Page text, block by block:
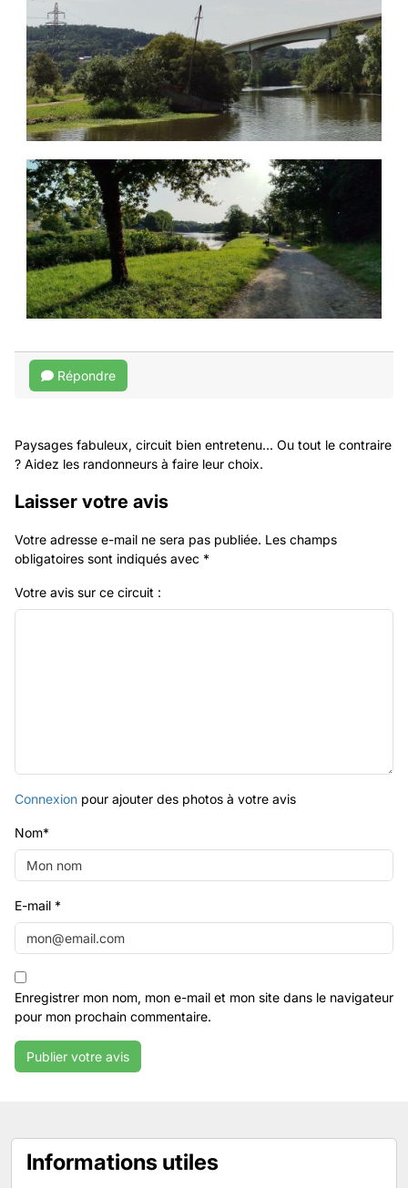
Répondre
Paysages fabuleux, circuit bien entretenu... Ou tout le contraire
? Aidez les randonneurs à faire leur choix.
Laisser votre avis
Votre adresse e-mail ne sera pas publiée. Les champs
obligatoires sont indiqués avec *
Votre avis sur ce circuit :
Connexion pour ajouter des photos à votre avis
Nom*
E-mail *
Enregistrer mon nom, mon e-mail et mon site dans le navigateur
pour mon prochain commentaire.
Informations utiles